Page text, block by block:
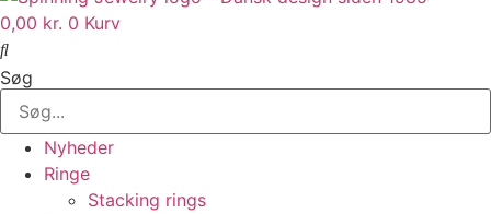
0,00 kr. 0 Kurv
Søg
Nyheder
Ringe
Stacking rings